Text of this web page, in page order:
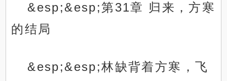
&esp;&esp;第31章 归来，方寒
的结局
&esp;&esp;林缺背着方寒，飞